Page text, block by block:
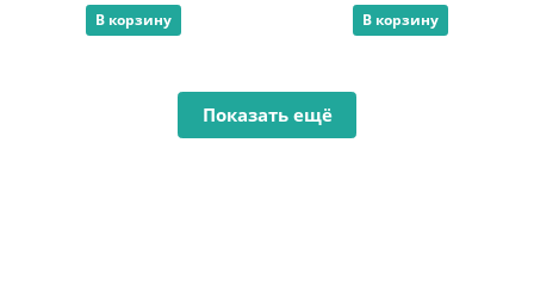
В корзину В корзину
Показать ещё